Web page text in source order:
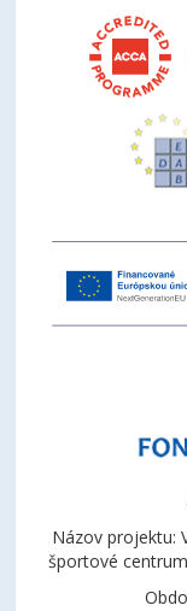
Názov projektu:
športové